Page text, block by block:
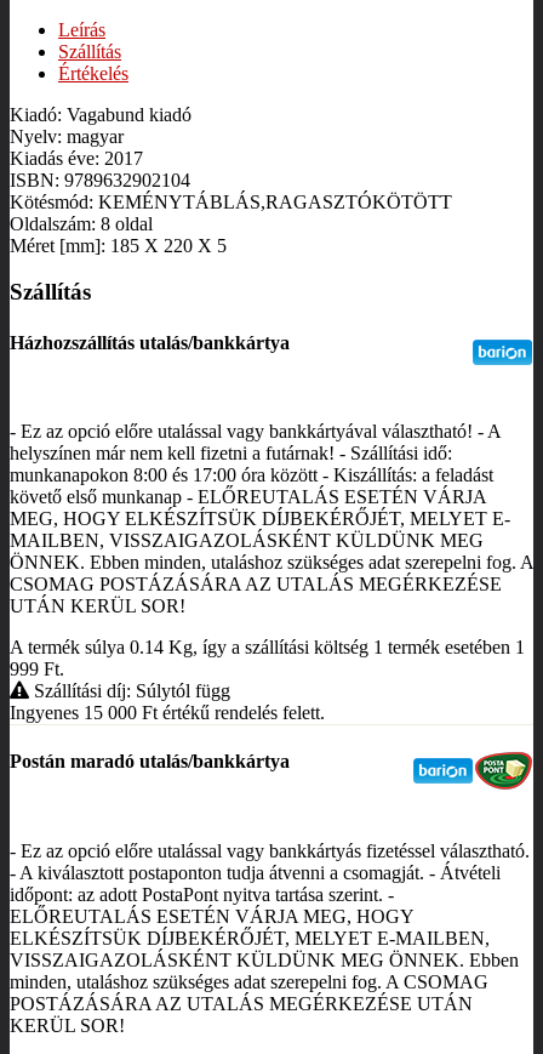
Leírás
Szállítás
Értékelés
Kiadó: Vagabund kiadó
Nyelv: magyar
Kiadás éve: 2017
ISBN: 9789632902104
Kötésmód: KEMÉNYTÁBLÁS,RAGASZTÓKÖTÖTT
Oldalszám: 8 oldal
Méret [mm]: 185 X 220 X 5
Szállítás
Házhozszállítás utalás/bankkártya
- Ez az opció előre utalással vagy bankkártyával választható! - A
helyszínen már nem kell fizetni a futárnak! - Szállítási idő:
munkanapokon 8:00 és 17:00 óra között - Kiszállítás: a feladást
követő első munkanap - ELŐREUTALÁS ESETÉN VÁRJA
MEG, HOGY ELKÉSZÍTSÜK DÍJBEKÉRŐJÉT, MELYET E-
MAILBEN, VISSZAIGAZOLÁSKÉNT KÜLDÜNK MEG
ÖNNEK. Ebben minden, utaláshoz szükséges adat szerepelni fog. A
CSOMAG POSTÁZÁSÁRA AZ UTALÁS MEGÉRKEZÉSE
UTÁN KERÜL SOR!
A termék súlya 0.14 Kg, így a szállítási költség 1 termék esetében 1
999 Ft.
Szállítási díj: Súlytól függ
Ingyenes 15 000 Ft értékű rendelés felett.
Postán maradó utalás/bankkártya
- Ez az opció előre utalással vagy bankkártyás fizetéssel választható.
- A kiválasztott postaponton tudja átvenni a csomagját. - Átvételi
időpont: az adott PostaPont nyitva tartása szerint. -
ELŐREUTALÁS ESETÉN VÁRJA MEG, HOGY
ELKÉSZÍTSÜK DÍJBEKÉRŐJÉT, MELYET E-MAILBEN,
VISSZAIGAZOLÁSKÉNT KÜLDÜNK MEG ÖNNEK. Ebben
minden, utaláshoz szükséges adat szerepelni fog. A CSOMAG
POSTÁZÁSÁRA AZ UTALÁS MEGÉRKEZÉSE UTÁN
KERÜL SOR!